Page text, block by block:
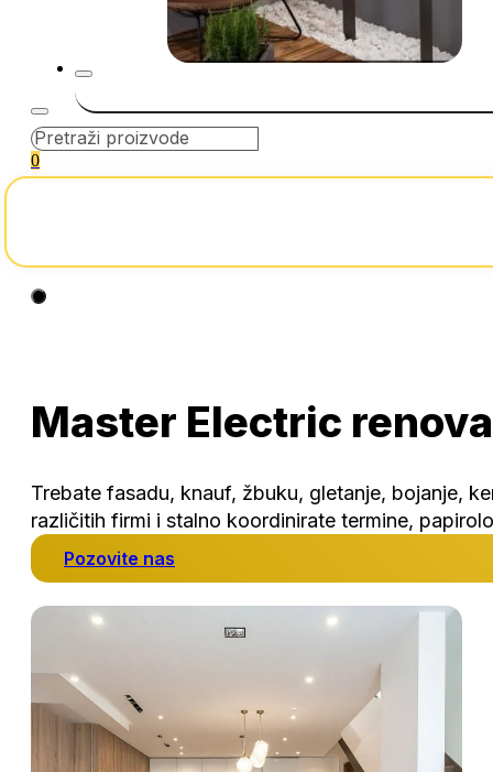
0
Master Electric
Trebate fasadu, knauf, žbuku, gletanje, bojanje,
različitih firmi i stalno koordinirate termine,
Pozovite nas